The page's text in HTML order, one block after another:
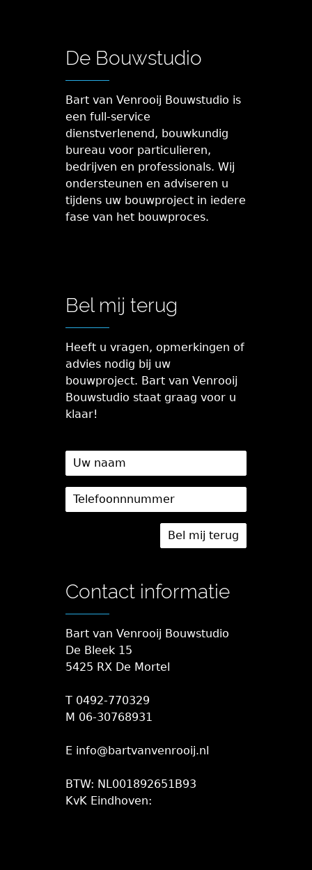
De Bouwstudio
Bart van Venrooij Bouwstudio is
een full-service
dienstverlenend, bouwkundig
bureau voor particulieren,
bedrijven en professionals. Wij
ondersteunen en adviseren u
tijdens uw bouwproject in iedere
fase van het bouwproces.
Bel mij terug
Heeft u vragen, opmerkingen of
advies nodig bij uw
bouwproject. Bart van Venrooij
Bouwstudio staat graag voor u
klaar!
Contact informatie
Bart van Venrooij Bouwstudio
De Bleek 15
5425 RX De Mortel
T 0492-770329
M 06-30768931
E info@bartvanvenrooij.nl
BTW: NL001892651B93
KvK Eindhoven: